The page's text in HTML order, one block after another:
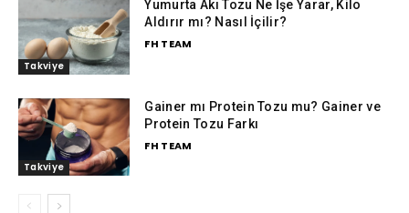
Takviye
Yumurta Akı Tozu Ne İşe Yarar, Kilo
Aldırır mı? Nasıl İçilir?
FH TEAM
Takviye
Gainer mı Protein Tozu mu? Gainer ve
Protein Tozu Farkı
FH TEAM